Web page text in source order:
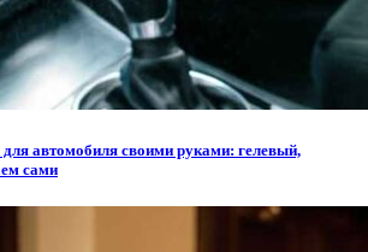
автомобиля своими руками: гелевый,
сами